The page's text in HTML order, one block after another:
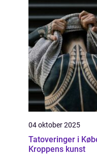
04 oktober 2025
Tatoveringer i
Kroppens kunst